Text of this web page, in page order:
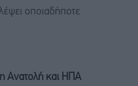
οποιαδήποτε
Ανατολή και ΗΠΑ